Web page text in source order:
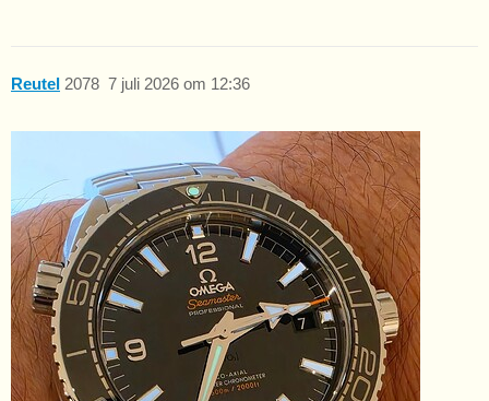
Reutel 7 juli 2026 om 12:36
2078